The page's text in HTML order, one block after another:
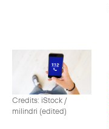
Credits: iStock /
milindri (edited)